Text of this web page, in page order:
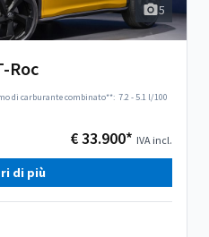
5
Roc
di carburante combinato**: 7.2 - 5.1 l/100
€ 33.900* IVA incl.
di più